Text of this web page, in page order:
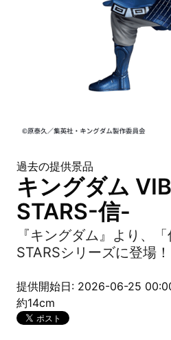
過去の提供景品
キングダム
STARS-信-
『キングダム』より、
STARSシリーズに登場！
提供開始日: 2026-06-25
約14cm